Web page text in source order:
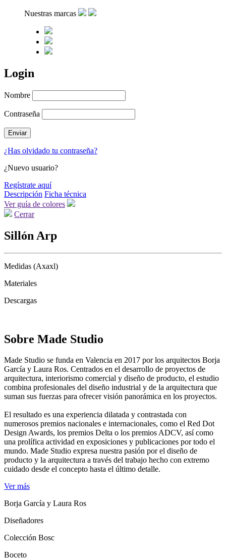
Nuestras marcas
Login
Nombre
Contraseña
¿Has olvidado tu contraseña?
¿Nuevo usuario?
Regístrate aquí
Descripción Ficha técnica
Ver guía de colores
Cerrar
Sillón Arp
Medidas (Axaxl)
Materiales
Descargas
Sobre Made Studio
Made Studio se funda en Valencia en 2017 por los arquitectos Borja
García y Laura Ros. Centrados en el desarrollo de proyectos de
arquitectura, interiorismo comercial y diseño de producto, el estudio
combina profesionales del diseño industrial y de la arquitectura que
suman sus fuerzas para ofrecer visión panorámica en los proyectos.
El resultado es una experiencia dilatada y contrastada con
numerosos premios nacionales e internacionales, como el Red Dot
Design Awards, los premios Delta o los premios ADCV, así como
una prolífica actividad en exposiciones y publicaciones por todo el
mundo. Made Studio expresa nuestra pasión por el diseño de
producto y la arquitectura a través del trabajo hecho con extremo
cuidado desde el concepto hasta el último detalle.
Ver más
Borja García y Laura Ros
Diseñadores
Colección Bosc
Boceto